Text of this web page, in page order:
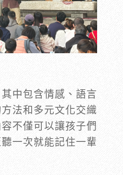
中包含情感、語言
法和多元文化交織
不僅可以讓孩子們
一次就能記住一輩